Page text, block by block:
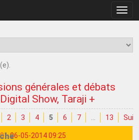
la
générales et débats
Show, Taraji +
2 3 4 5 6 7 13
06-05-2014 09:25